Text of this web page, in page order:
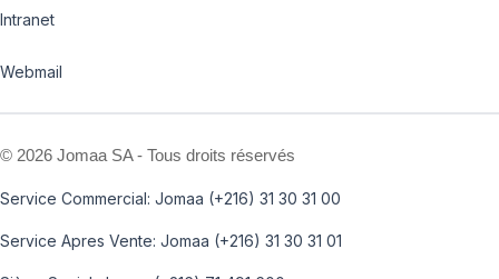
Intranet
Webmail
© 2026 Jomaa SA - Tous droits réservés
Service Commercial: Jomaa (+216) 31 30 31 00
Service Apres Vente: Jomaa (+216) 31 30 31 01